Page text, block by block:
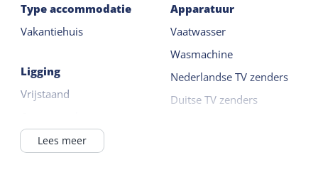
Type accommodatie
Vakantiehuis
Ligging
Vrijstaand
Buiten het dorp
Apparatuur
Vaatwasser
Wasmachine
Nederlandse TV zenders
Duitse TV zenders
Lees meer